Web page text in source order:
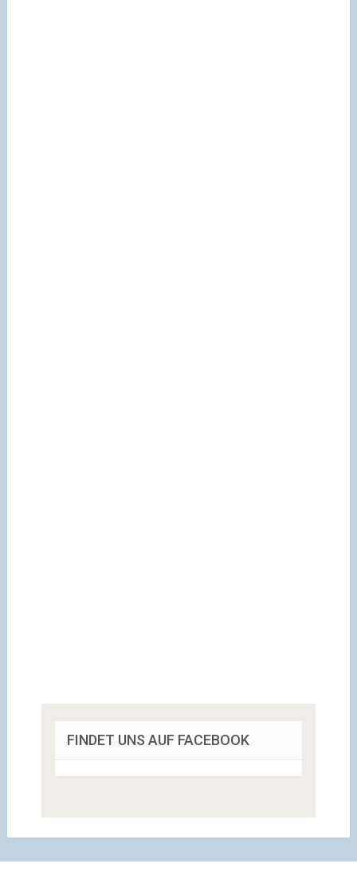
FINDET UNS AUF FACEBOOK